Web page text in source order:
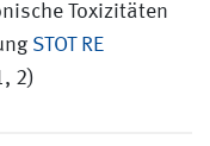
Toxizitäten
STOT RE
2)